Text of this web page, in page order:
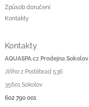
Způsob doručení
Kontakty
Kontakty
AQUASPA.cz Prodejna Sokolov
Jiřího z Poděbrad 536
35601 Sokolov
602 790 001